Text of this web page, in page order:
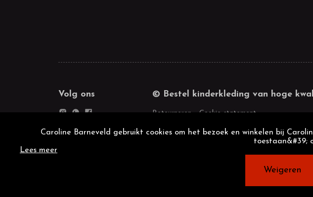
Volg ons © Bestel kinderkleding van hoge
Retourneren Cookie statement
Caroline Barneveld gebruikt cookies om het bezoek en winkelen bij
toestaan&#39;
Lees meer
Weigeren